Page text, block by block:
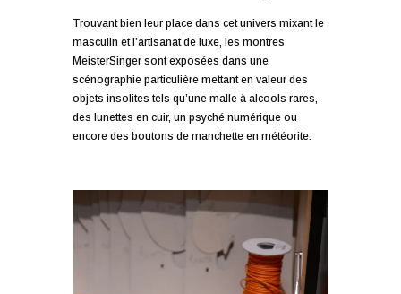
Trouvant bien leur place dans cet univers mixant le
masculin et l’artisanat de luxe, les montres
MeisterSinger sont exposées dans une
scénographie particulière mettant en valeur des
objets insolites tels qu’une malle à alcools rares,
des lunettes en cuir, un psyché numérique ou
encore des boutons de manchette en météorite.